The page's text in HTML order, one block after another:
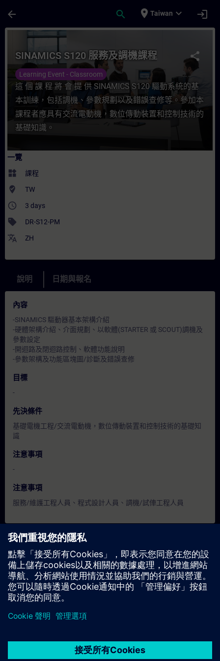
arrow_back search place Taiwan expand_more login
課程 - SINAMICS S120 服務及調機課程 -
share
SINAMICS S120 服務及調機課程
Learning Event - Classroom
這 個 課 程 將 會 提 供 SINAMICS S120 驅動系統的基
本訓練，包括調機、參數規劃以及錯誤查修等。參加本
課程者應具有交流電動機，數位傳動裝置和控制技術的
基礎知識。
一覽
widgets 課程
where_to_vote TW
access_time 3 days
sell DR-S12-PM
translate ZH
說明 日期與報名
內容
-SINAMICS 驅動器基本架構介紹
-硬體架構介紹、介面規劃、以軟體(STARTER 或 SCOUT)調機及
參數設定
-開迴路及閉迴路控制、軟體功能說明
-參數架構及功能區塊圖/診斷及錯誤查修
目標
-
先決條件
基礎電機工程/交流電動機，數位傳動裝置和控制技術的基礎知
識
注意事項
-
注意事項
服務/維護工程人員、程式設計人員、調機/試俥工程人員
目前沒有可用活動
請將您的姓名加入課程候補名單，一旦有新的開課日期，我們將
通知您。
啟用通知服務